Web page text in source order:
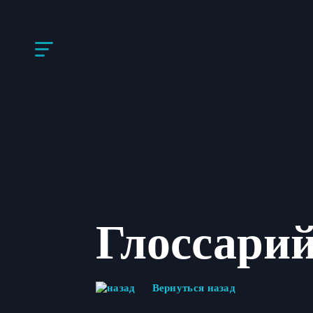
Вернуться назад